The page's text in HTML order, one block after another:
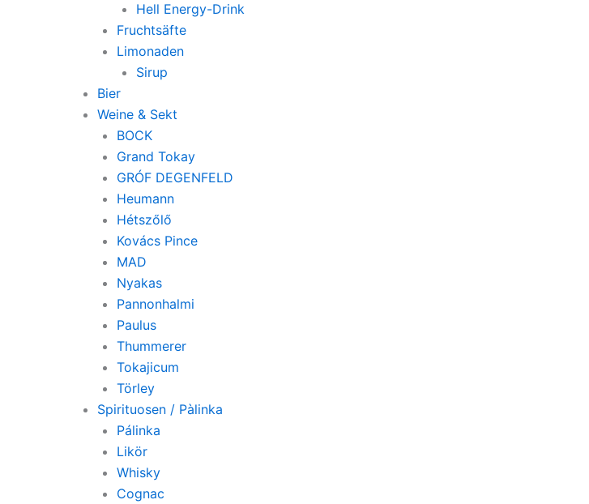
Hell Energy-Drink
Fruchtsäfte
Limonaden
Sirup
Bier
Weine & Sekt
BOCK
Grand Tokay
GRÓF DEGENFELD
Heumann
Hétszőlő
Kovács Pince
MAD
Nyakas
Pannonhalmi
Paulus
Thummerer
Tokajicum
Törley
Spirituosen / Pàlinka
Pálinka
Likör
Whisky
Cognac